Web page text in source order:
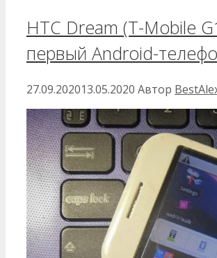
HTC Dream (T-Mobile
первый Android-
27.09.202013.05.2020 Автор